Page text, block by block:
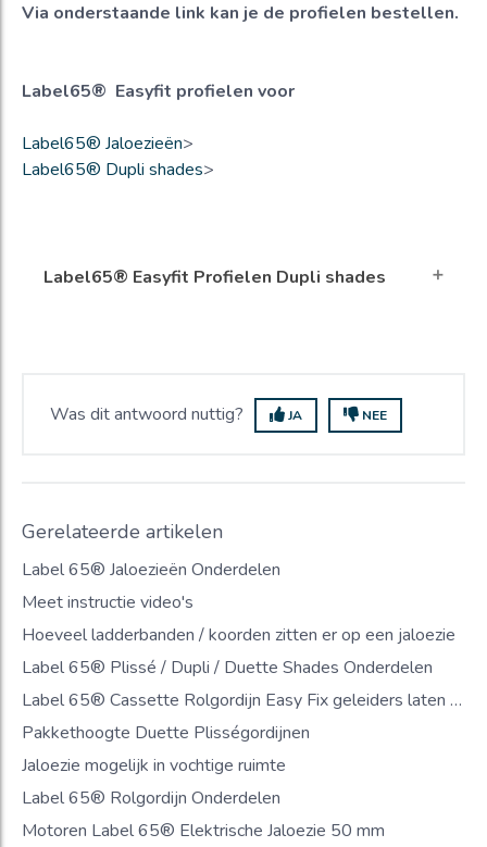
Via onderstaande link kan je de profielen bestellen.
Label65® Easyfit profielen voor
Label65® Jaloezieën>
Label65® Dupli shades>
Label65® Easyfit Profielen Dupli shades
Was dit antwoord nuttig? JA NEE
Gerelateerde artikelen
Label 65® Jaloezieën Onderdelen
Meet instructie video's
Hoeveel ladderbanden / koorden zitten er op een jaloezie
Label 65® Plissé / Dupli / Duette Shades Onderdelen
Label 65® Cassette Rolgordijn Easy Fix geleiders laten los
Pakkethoogte Duette Plisségordijnen
Jaloezie mogelijk in vochtige ruimte
Label 65® Rolgordijn Onderdelen
Motoren Label 65® Elektrische Jaloezie 50 mm